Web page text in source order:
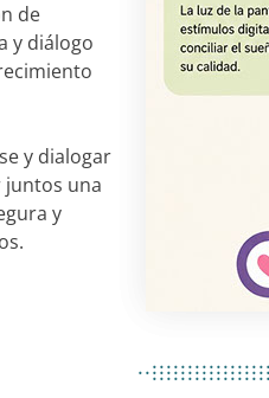
de
y diálogo
y dialogar
una
y